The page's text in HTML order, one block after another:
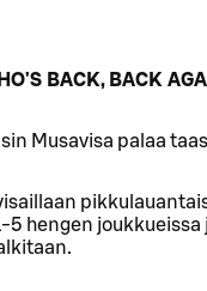
BACK, BACK
Musavisa palaa
5 hengen